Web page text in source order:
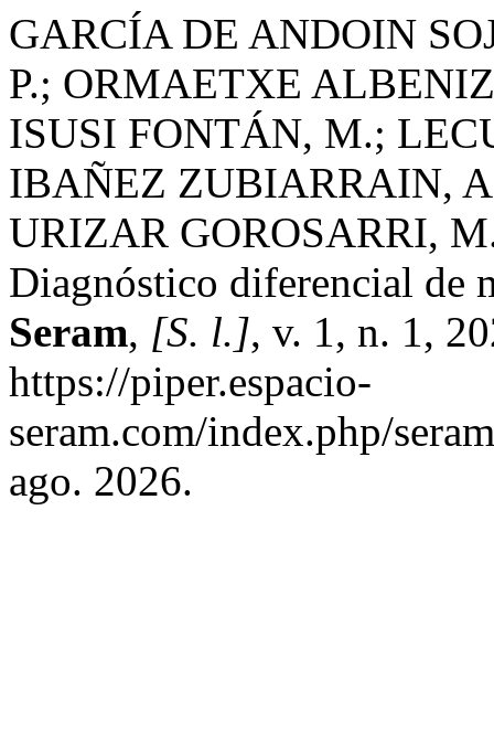
GARCÍA DE ANDOIN
P.; ORMAETXE
ISUSI FONTÁN, M.;
IBAÑEZ ZUBIARRAIN,
URIZAR GOROSARRI,
Diagnóstico diferencial de
Seram, [S. l.], v. 1, n. 1,
https://piper.espacio-
seram.com/index.php/
ago. 2026.